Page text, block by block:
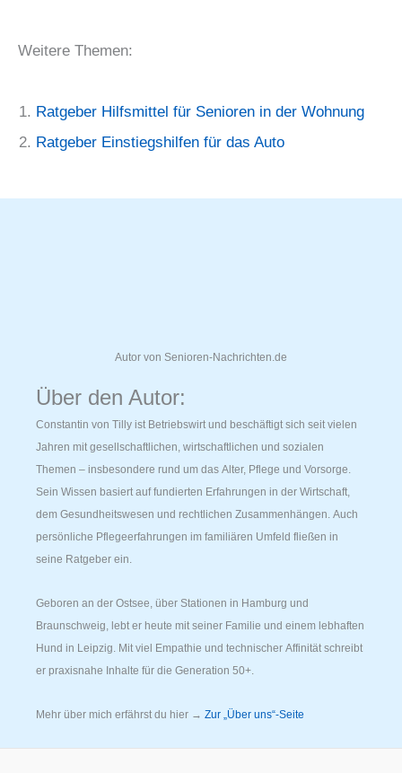
Weitere Themen:
Ratgeber Hilfsmittel für Senioren in der Wohnung
Ratgeber Einstiegshilfen für das Auto
Autor von Senioren-Nachrichten.de
Über den Autor:
Constantin von Tilly ist Betriebswirt und beschäftigt sich seit vielen
Jahren mit gesellschaftlichen, wirtschaftlichen und sozialen
Themen – insbesondere rund um das Alter, Pflege und Vorsorge.
Sein Wissen basiert auf fundierten Erfahrungen in der Wirtschaft,
dem Gesundheitswesen und rechtlichen Zusammenhängen. Auch
persönliche Pflegeerfahrungen im familiären Umfeld fließen in
seine Ratgeber ein.
Geboren an der Ostsee, über Stationen in Hamburg und
Braunschweig, lebt er heute mit seiner Familie und einem lebhaften
Hund in Leipzig. Mit viel Empathie und technischer Affinität schreibt
er praxisnahe Inhalte für die Generation 50+.
Mehr über mich erfährst du hier → Zur „Über uns“-Seite